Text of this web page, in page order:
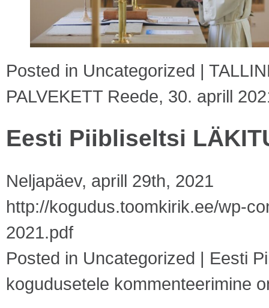
Posted in Uncategorized |
PALVEKETT Reede, 30. aprill
Eesti Piibliseltsi
Neljapäev, aprill 29th, 2021
http://kogudus.toomkirik.ee/wp-
2021.pdf
Posted in Uncategorized | Eesti
kogudusetele kommenteerimine